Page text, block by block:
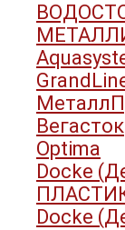
Вегасток
Optima
Docke
Docke